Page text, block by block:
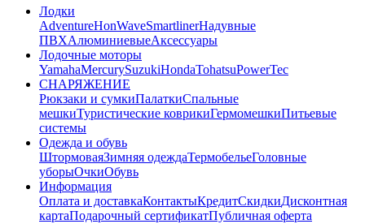
Лодки
AdventureHonWaveSmartlinerНадувные
ПВХАлюминиевыеАксессуары
Лодочные моторы
YamahaMercurySuzukiHondaTohatsuPowerTec
СНАРЯЖЕНИЕ
Рюкзаки и сумкиПалаткиСпальные
мешкиТуристические коврикиГермомешкиПитьевые
системы
Одежда и обувь
ШтормоваяЗимняя одеждаТермобельеГоловные
уборыОчкиОбувь
Информация
Оплата и доставкаКонтактыКредитСкидкиДисконтная
картаПодарочный сертификатПубличная оферта